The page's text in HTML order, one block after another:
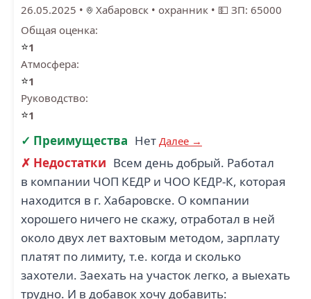
26.05.2025 • Хабаровск • охранник • 💵 ЗП: 65000
Общая оценка:
⭐1
Атмосфера:
⭐1
Руководство:
⭐1
✓ Преимущества Нет Далее →
✗ Недостатки Всем день добрый. Работал
в компании ЧОП КЕДР и ЧОО КЕДР-К, которая
находится в г. Хабаровске. О компании
хорошего ничего не скажу, отработал в ней
около двух лет вахтовым методом, зарплату
платят по лимиту, т.е. когда и сколько
захотели. Заехать на участок легко, а выехать
трудно. И в добавок хочу добавить: